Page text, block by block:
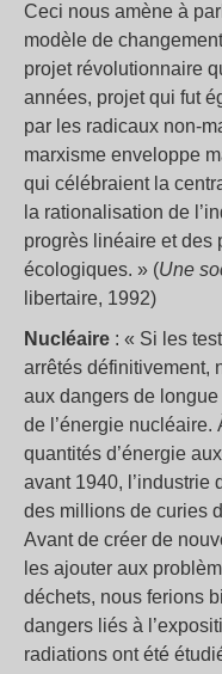
Ceci nous amène à
modèle de
projet révolutionnaire
années, projet qui fut
par les radicaux non-
marxisme enveloppe
qui célébraient la
la rationalisation de
progrès linéaire et des
écologiques. » (Une
libertaire, 1992)
Nucléaire : « Si les
arrêtés définitivement,
aux dangers de
de l’énergie
quantités d’énergie
avant 1940, l’industrie
des millions de curies
Avant de créer de
les ajouter aux
déchets, nous ferions
dangers liés à
radiations ont été